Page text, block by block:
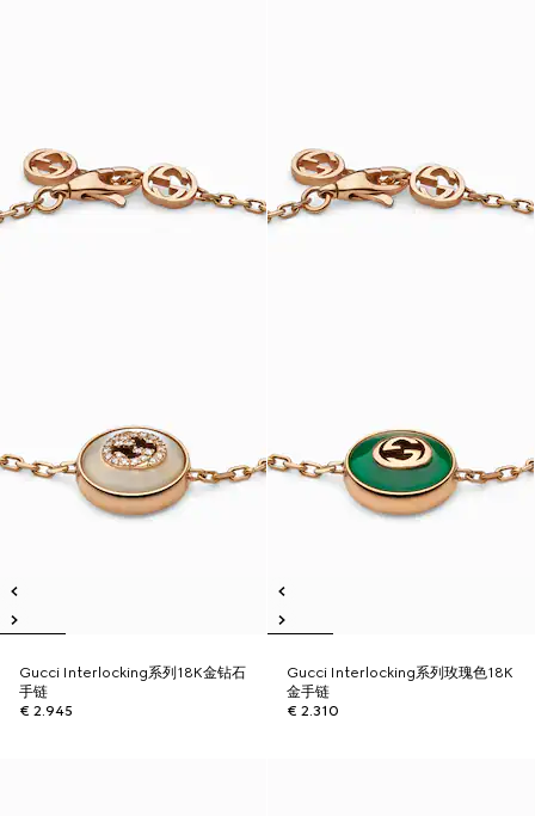
Gucci Interlocking系列18K金钻石
手链
€ 2.945
Gucci Interlocking系列玫瑰色18K
金手链
€ 2.310